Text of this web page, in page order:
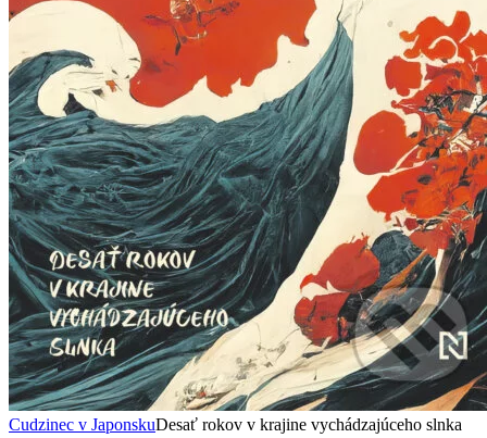
Cudzinec v JaponskuDesať rokov v krajine vychádzajúceho slnka